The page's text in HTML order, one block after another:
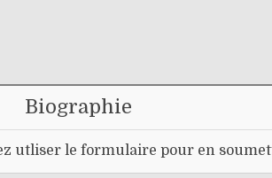
Biographie
utliser le formulaire pour en